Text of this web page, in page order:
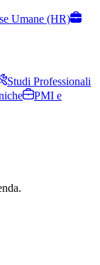
Umane (HR)
Studi Professionali
PMI e